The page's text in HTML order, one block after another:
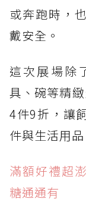
或奔跑時，
戴安全。
這次展場除
具、碗等精
4件9折，讓
件與生活用品
滿額好禮超
糖通通有